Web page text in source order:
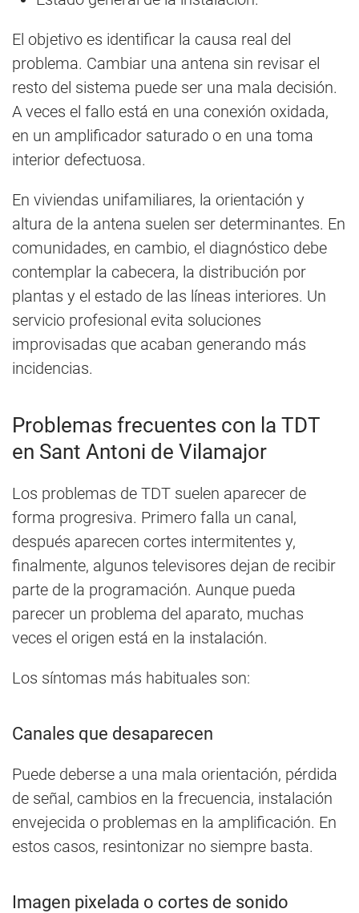
El objetivo es identificar la causa real del
problema. Cambiar una antena sin revisar el
resto del sistema puede ser una mala decisión.
A veces el fallo está en una conexión oxidada,
en un amplificador saturado o en una toma
interior defectuosa.
En viviendas unifamiliares, la orientación y
altura de la antena suelen ser determinantes. En
comunidades, en cambio, el diagnóstico debe
contemplar la cabecera, la distribución por
plantas y el estado de las líneas interiores. Un
servicio profesional evita soluciones
improvisadas que acaban generando más
incidencias.
Problemas frecuentes con la TDT
en Sant Antoni de Vilamajor
Los problemas de TDT suelen aparecer de
forma progresiva. Primero falla un canal,
después aparecen cortes intermitentes y,
finalmente, algunos televisores dejan de recibir
parte de la programación. Aunque pueda
parecer un problema del aparato, muchas
veces el origen está en la instalación.
Los síntomas más habituales son:
Canales que desaparecen
Puede deberse a una mala orientación, pérdida
de señal, cambios en la frecuencia, instalación
envejecida o problemas en la amplificación. En
estos casos, resintonizar no siempre basta.
Imagen pixelada o cortes de sonido